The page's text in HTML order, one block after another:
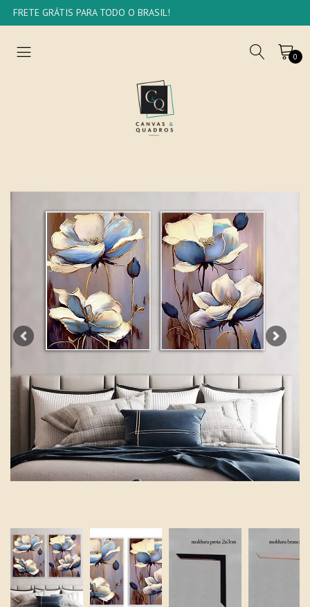
FRETE GRÁTIS PARA TODO O BRASIL!
0
Previous Next